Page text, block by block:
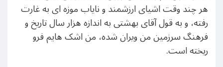
هر چند وقت اشیای ارزشمند و نایاب موزه ای به غارت
رفته، و به قول آقای بهشتی به اندازه هزار سال تاریخ و
فرهنگ سرزمین من ویران شده، من اشک هایم فرو
ریخته است.